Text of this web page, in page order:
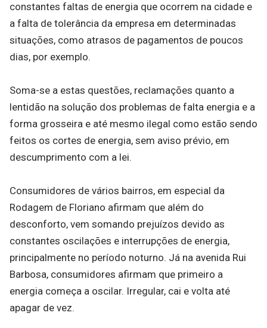
constantes faltas de energia que ocorrem na cidade e
a falta de tolerância da empresa em determinadas
situações, como atrasos de pagamentos de poucos
dias, por exemplo.
Soma-se a estas questões, reclamações quanto a
lentidão na solução dos problemas de falta energia e a
forma grosseira e até mesmo ilegal como estão sendo
feitos os cortes de energia, sem aviso prévio, em
descumprimento com a lei.
Consumidores de vários bairros, em especial da
Rodagem de Floriano afirmam que além do
desconforto, vem somando prejuízos devido as
constantes oscilações e interrupções de energia,
principalmente no período noturno. Já na avenida Rui
Barbosa, consumidores afirmam que primeiro a
energia começa a oscilar. Irregular, cai e volta até
apagar de vez.